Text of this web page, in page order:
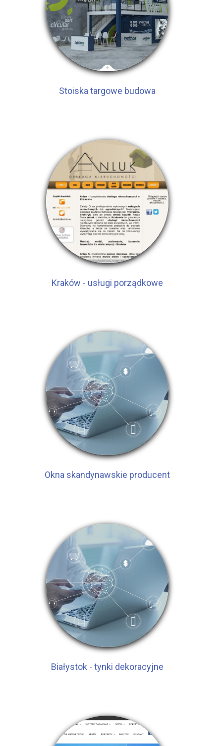
Stoiska targowe budowa
Kraków - usługi porządkowe
Okna skandynawskie producent
Białystok - tynki dekoracyjne